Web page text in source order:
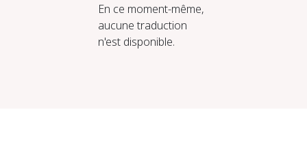
En ce moment-même,
aucune traduction
n'est disponible.